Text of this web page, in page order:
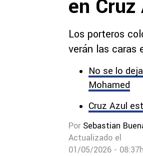
en Cruz
Los porteros
verán las caras
No se lo
Mohamed
Cruz Azul
Por Sebastian
Actualizado el
01/05/2026 -